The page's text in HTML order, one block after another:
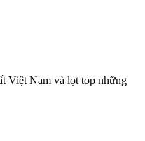
Việt Nam và lọt top những